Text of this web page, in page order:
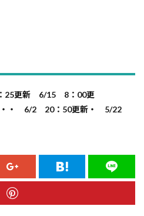
更新 6/15 8：00更
・ 6/2 20：50更新・ 5/22